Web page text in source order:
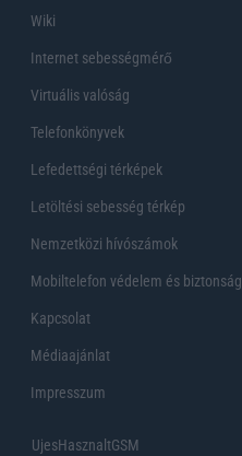
Wiki
Internet sebességmérő
Virtuális valóság
Telefonkönyvek
Lefedettségi térképek
Letöltési sebesség térkép
Nemzetközi hívószámok
Mobiltelefon védelem és biztonság
Kapcsolat
Médiaajánlat
Impresszum
UjesHasznaltGSM